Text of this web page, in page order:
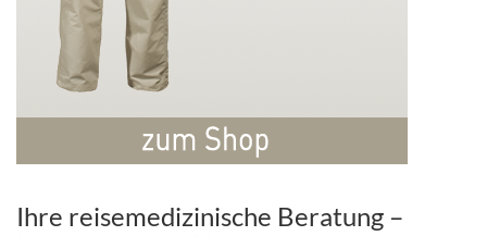
Ihre reisemedizinische Beratung –